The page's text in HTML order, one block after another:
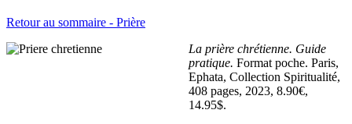
Retour au sommaire - Prière
La prière chrétienne. Guide
pratique. Format poche. Paris,
Ephata, Collection Spiritualité,
408 pages, 2023, 8.90€,
14.95$.